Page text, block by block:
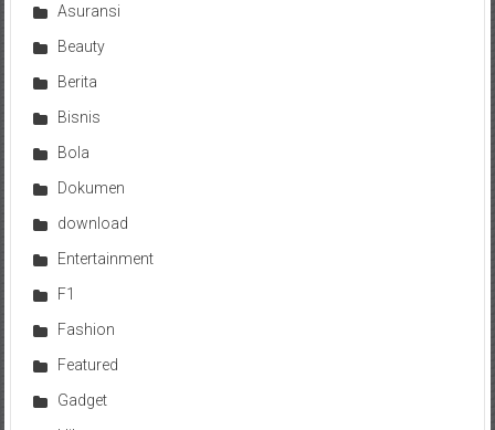
Asuransi
Beauty
Berita
Bisnis
Bola
Dokumen
download
Entertainment
F1
Fashion
Featured
Gadget